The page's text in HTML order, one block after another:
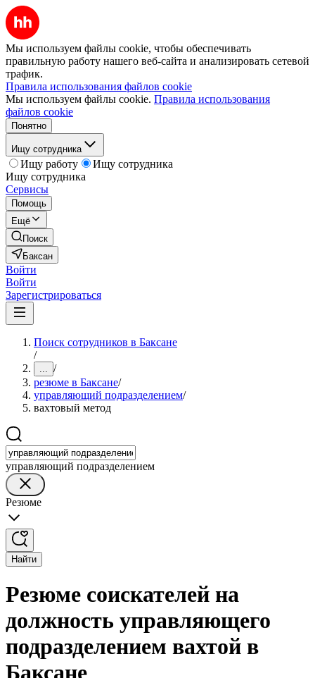
Мы используем файлы cookie, чтобы обеспечивать
правильную работу нашего веб-сайта и анализировать сетевой
трафик.
Правила использования файлов cookie
Мы используем файлы cookie. Правила использования
файлов cookie
Понятно
Ищу сотрудника
Ищу работу
Ищу сотрудника
Ищу сотрудника
Сервисы
Помощь
Ещё
Поиск
Баксан
Войти
Войти
Зарегистрироваться
Поиск сотрудников в Баксане
/
... /
резюме в Баксане/
управляющий подразделением/
вахтовый метод
управляющий подразделением
Резюме
Найти
Резюме соискателей на
должность управляющего
подразделением вахтой в
Баксане